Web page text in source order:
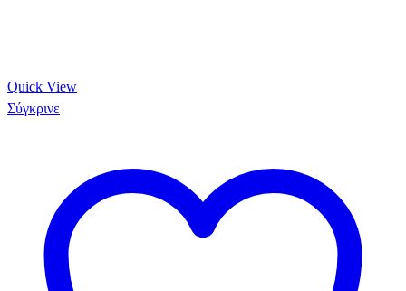
Quick View
Σύγκρινε